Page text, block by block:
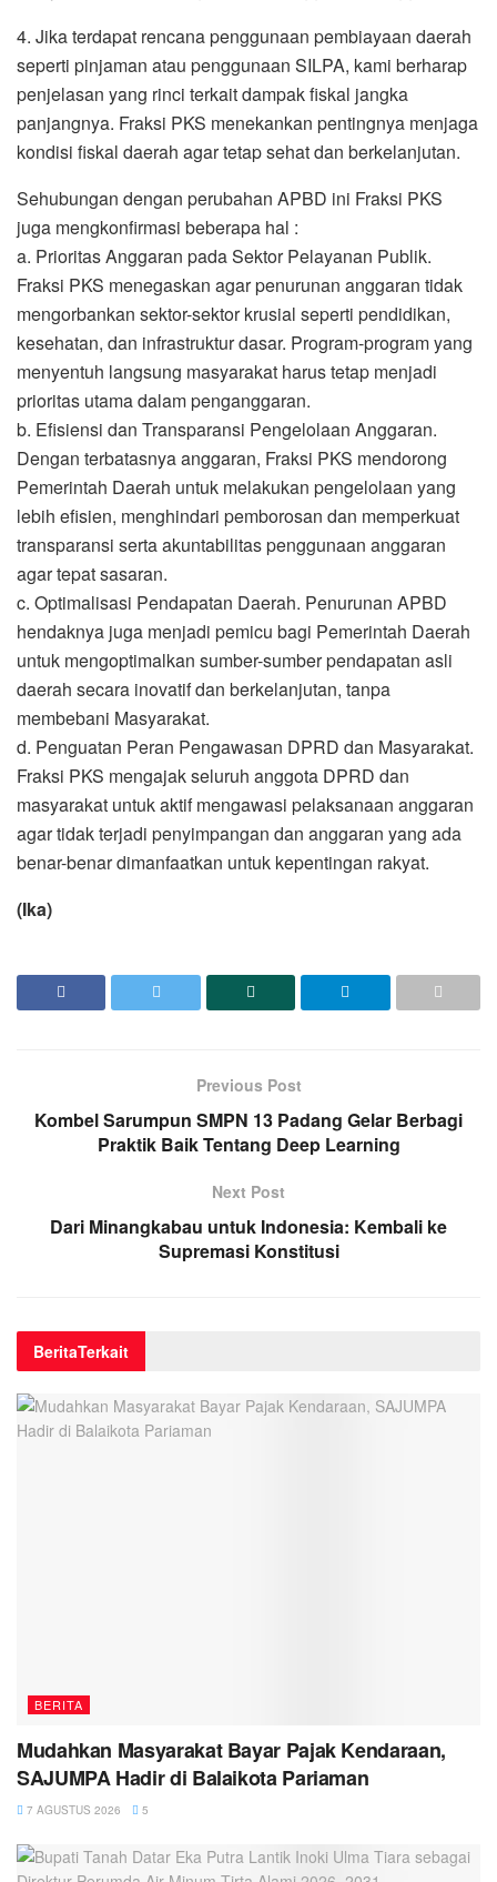
4. Jika terdapat rencana penggunaan pembiayaan daerah
seperti pinjaman atau penggunaan SILPA, kami berharap
penjelasan yang rinci terkait dampak fiskal jangka
panjangnya. Fraksi PKS menekankan pentingnya menjaga
kondisi fiskal daerah agar tetap sehat dan berkelanjutan.
Sehubungan dengan perubahan APBD ini Fraksi PKS
juga mengkonfirmasi beberapa hal :
a. Prioritas Anggaran pada Sektor Pelayanan Publik.
Fraksi PKS menegaskan agar penurunan anggaran tidak
mengorbankan sektor-sektor krusial seperti pendidikan,
kesehatan, dan infrastruktur dasar. Program-program yang
menyentuh langsung masyarakat harus tetap menjadi
prioritas utama dalam penganggaran.
b. Efisiensi dan Transparansi Pengelolaan Anggaran.
Dengan terbatasnya anggaran, Fraksi PKS mendorong
Pemerintah Daerah untuk melakukan pengelolaan yang
lebih efisien, menghindari pemborosan dan memperkuat
transparansi serta akuntabilitas penggunaan anggaran
agar tepat sasaran.
c. Optimalisasi Pendapatan Daerah. Penurunan APBD
hendaknya juga menjadi pemicu bagi Pemerintah Daerah
untuk mengoptimalkan sumber-sumber pendapatan asli
daerah secara inovatif dan berkelanjutan, tanpa
membebani Masyarakat.
d. Penguatan Peran Pengawasan DPRD dan Masyarakat.
Fraksi PKS mengajak seluruh anggota DPRD dan
masyarakat untuk aktif mengawasi pelaksanaan anggaran
agar tidak terjadi penyimpangan dan anggaran yang ada
benar-benar dimanfaatkan untuk kepentingan rakyat.
(Ika)
Previous Post
Kombel Sarumpun SMPN 13 Padang Gelar Berbagi
Praktik Baik Tentang Deep Learning
Next Post
Dari Minangkabau untuk Indonesia: Kembali ke
Supremasi Konstitusi
BeritaTerkait
BERITA
Mudahkan Masyarakat Bayar Pajak Kendaraan,
SAJUMPA Hadir di Balaikota Pariaman
7 AGUSTUS 2026 5